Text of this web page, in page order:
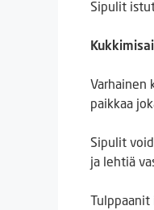
Sipulit
Varhainen
paikkaa
Sipulit
ja lehtiä
Tulppaanit